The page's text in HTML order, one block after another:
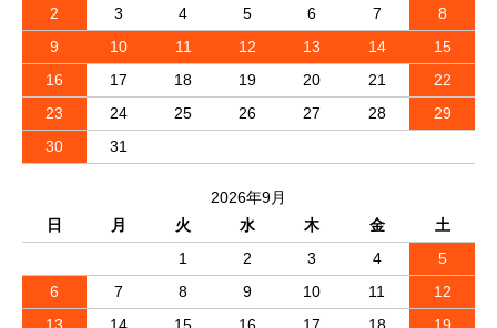
2
3 4 5 6 7
8
9
10 11 12 13 14
15
16
17 18 19 20 21
22
23
24 25 26 27 28
29
30
31
2026年9月
日
月 火 水 木 金
土
1
2 3 4
5
6
7 8 9 10 11
12